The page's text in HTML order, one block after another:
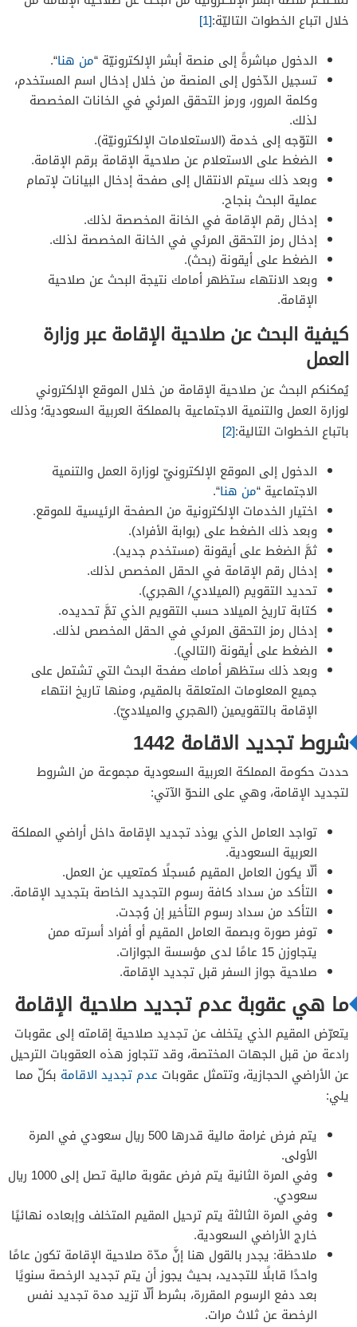
خلال اتباع الخطوات التاليّة:[1]
الدخول مباشرةً إلى منصة أبشر الإلكترونيّة “من هنا“.
تسجيل الدّخول إلى المنصة من خلال إدخال اسم المستخدم،
وكلمة المرور، ورمز التحقق المرئي في الخانات المخصصة
لذلك.
التوّجه إلى خدمة (الاستعلامات الإلكترونيّة).
الضغط على الاستعلام عن صلاحية الإقامة برقم الإقامة.
وبعد ذلك سيتم الانتقال إلى صفحة إدخال البيانات لإتمام
عملية البحث بنجاح.
إدخال رقم الإقامة في الخانة المخصصة لذلك.
إدخال رمز التحقق المرئي في الخانة المخصصة لذلك.
الضغط على أيقونة (بحث).
وبعد الانتهاء ستظهر أمامك نتيجة البحث عن صلاحية
الإقامة.
كيفية البحث عن صلاحية الإقامة عبر وزارة
العمل
يُمكنكم البحث عن صلاحية الإقامة من خلال الموقع الإلكتروني
لوزارة العمل والتنمية الاجتماعية بالمملكة العربية السعودية؛ وذلك
باتباع الخطوات التالية:[2]
الدخول إلى الموقع الإلكترونيّ لوزارة العمل والتنمية
الاجتماعية “من هنا“.
اختيار الخدمات الإلكترونية من الصفحة الرئيسية للموقع.
وبعد ذلك الضغط على (بوابة الأفراد).
ثمَّ الضغط على أيقونة (مستخدم جديد).
إدخال رقم الإقامة في الحقل المخصص لذلك.
تحديد التقويم (الميلادي/ الهجري).
كتابة تاريخ الميلاد حسب التقويم الذي تمَّ تحديده.
إدخال رمز التحقق المرئي في الحقل المخصص لذلك.
الضغط على أيقونة (التالي).
وبعد ذلك ستظهر أمامك صفحة البحث التي تشتمل على
جميع المعلومات المتعلقة بالمقيم، ومنها تاريخ انتهاء
الإقامة بالتقويمين (الهجري والميلاديّ).
شروط تجديد الاقامة 1442
حددت حكومة المملكة العربية السعودية مجموعة من الشروط
لتجديد الإقامة، وهي على النحوّ الآتي:
تواجد العامل الذي يوذد تجديد الإقامة داخل أراضي المملكة
العربية السعودية.
ألّا يكون العامل المقيم مُسجلًا كمتعيب عن العمل.
التأكد من سداد كافة رسوم التجديد الخاصة بتجديد الإقامة.
التأكد من سداد رسوم التأخير إن وُجدت.
توفر صورة وبصمة العامل المقيم أو أفراد أسرته ممن
يتجاوزن 15 عامًا لدى مؤسسة الجوازات.
صلاحية جواز السفر قبل تجديد الإقامة.
ما هي عقوبة عدم تجديد صلاحية الإقامة
يتعرّض المقيم الذي يتخلف عن تجديد صلاحية إقامته إلى عقوبات
رادعة من قبل الجهات المختصة، وقد تتجاوز هذه العقوبات الترحيل
عن الأراضي الحجازية، وتتمثل عقوبات عدم تجديد الاقامة بكلّ مما
يلي:
يتم فرض غرامة مالية قدرها 500 ريال سعودي في المرة
الأولى.
وفي المرة الثانية يتم فرض عقوبة مالية تصل إلى 1000 ريال
سعودي.
وفي المرة الثالثة يتم ترحيل المقيم المتخلف وإبعاده نهائيًا
خارج الأراضي السعودية.
ملاحظة: يجدر بالقول هنا إنَّ مدّة صلاحية الإقامة تكون عامًا
واحدًا قابلًا للتجديد، بحيث يجوز أن يتم تجديد الرخصة سنويًا
بعد دفع الرسوم المقررة، بشرط ألّا تزيد مدة تجديد نفس
الرخصة عن ثلاث مرات.